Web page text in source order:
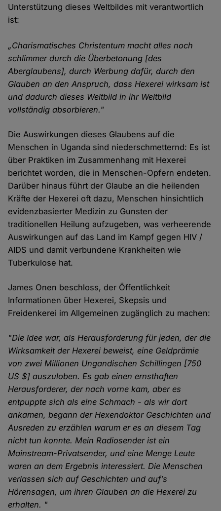
Unterstützung dieses Weltbildes mit verantwortlich
ist:
„Charismatisches Christentum macht alles noch
schlimmer durch die Überbetonung [des
Aberglaubens], durch Werbung dafür, durch den
Glauben an den Anspruch, dass Hexerei wirksam ist
und dadurch dieses Weltbild in ihr Weltbild
vollständig absorbieren."
Die Auswirkungen dieses Glaubens auf die
Menschen in Uganda sind niederschmetternd: Es ist
über Praktiken im Zusammenhang mit Hexerei
berichtet worden, die in Menschen-Opfern endeten.
Darüber hinaus führt der Glaube an die heilenden
Kräfte der Hexerei oft dazu, Menschen hinsichtlich
evidenzbasierter Medizin zu Gunsten der
traditionellen Heilung aufzugeben, was verheerende
Auswirkungen auf das Land im Kampf gegen HIV /
AIDS und damit verbundene Krankheiten wie
Tuberkulose hat.
James Onen beschloss, der Öffentlichkeit
Informationen über Hexerei, Skepsis und
Freidenkerei im Allgemeinen zugänglich zu machen:
"Die Idee war, als Herausforderung für jeden, der die
Wirksamkeit der Hexerei beweist, eine Geldprämie
von zwei Millionen Ungandischen Schillingen [750
US $] auszuloben. Es gab einen ernsthaften
Herausforderer, der nach vorne kam, aber es
entpuppte sich als eine Schmach - als wir dort
ankamen, begann der Hexendoktor Geschichten und
Ausreden zu erzählen warum er es an diesem Tag
nicht tun konnte. Mein Radiosender ist ein
Mainstream-Privatsender, und eine Menge Leute
waren an dem Ergebnis interessiert. Die Menschen
verlassen sich auf Geschichten und auf’s
Hörensagen, um ihren Glauben an die Hexerei zu
erhalten. "